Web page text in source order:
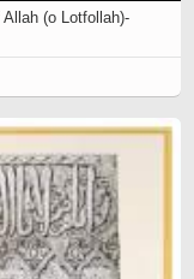
(o Lotfollah)-